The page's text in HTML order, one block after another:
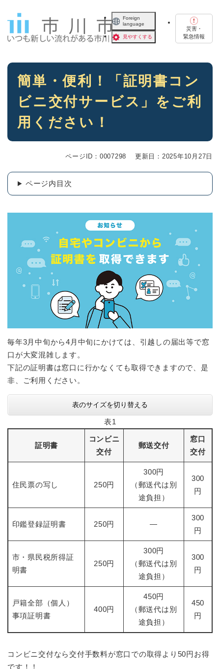
Foreign
language
見やすくする
災害・
緊急情報
本
簡単・便利！「証明書コン
ビニ交付サービス」をご利
用ください！
ページID：0007298 更新日：2025年10月27日
ページ内目次
毎年3月中旬から4月中旬にかけては、引越しの届出等で窓
口が大変混雑します。
下記の証明書は窓口に行かなくても取得できますので、是
非、ご利用ください。
表のサイズを切り替える
表1
証明書
コンビニ
交付
郵送交付
窓口
交付
住民票の写し 250円
300円
（郵送代は別
途負担）
300
円
印鑑登録証明書 250円 ―
300
円
市・県民税所得証
明書
250円
300円
（郵送代は別
途負担）
300
円
戸籍全部（個人）
事項証明書
400円
450円
（郵送代は別
途負担）
450
円
コンビニ交付なら交付手数料が窓口での取得より50円お得
です！！